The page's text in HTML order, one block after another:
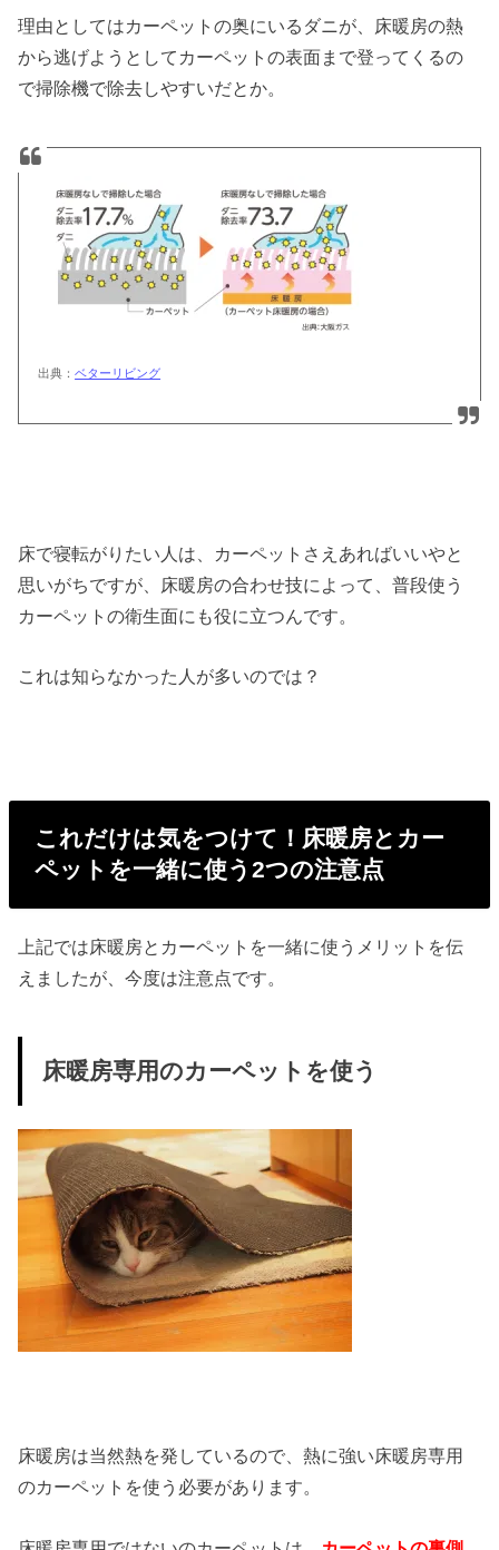
理由としてはカーペットの奥にいるダニが、床暖房の熱
から逃げようとしてカーペットの表面まで登ってくるの
で掃除機で除去しやすいだとか。
出典：ベターリビング
床で寝転がりたい人は、カーペットさえあればいいやと
思いがちですが、床暖房の合わせ技によって、普段使う
カーペットの衛生面にも役に立つんです。
これは知らなかった人が多いのでは？
これだけは気をつけて！床暖房とカー
ペットを一緒に使う2つの注意点
上記では床暖房とカーペットを一緒に使うメリットを伝
えましたが、今度は注意点です。
床暖房専用のカーペットを使う
床暖房は当然熱を発しているので、熱に強い床暖房専用
のカーペットを使う必要があります。